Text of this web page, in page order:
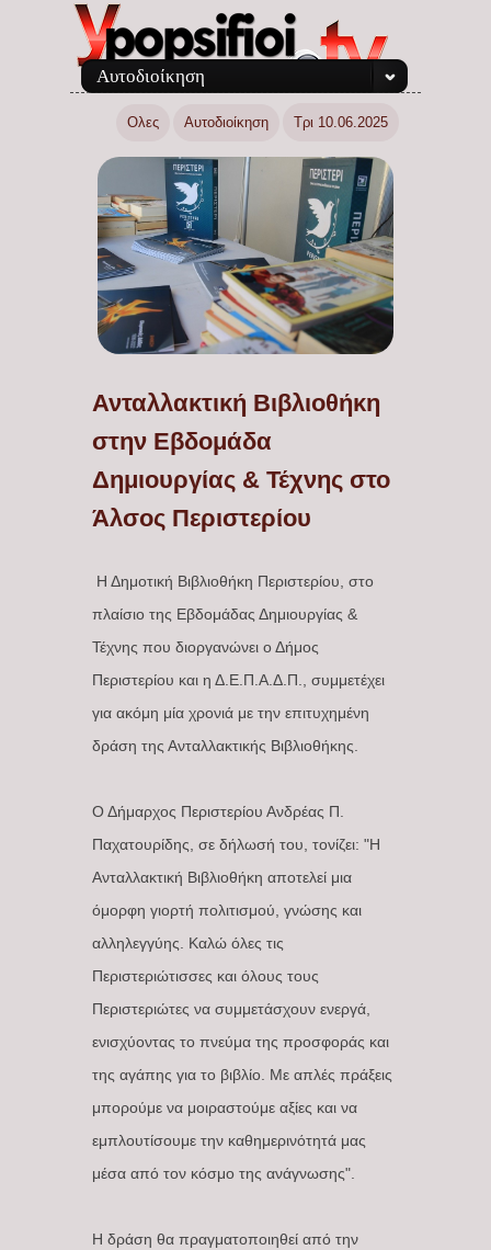
Αυτοδιοίκηση
Ολες Αυτοδιοίκηση Τρι 10.06.2025
Ανταλλακτική Βιβλιοθήκη
στην Εβδομάδα
Δημιουργίας & Τέχνης στο
Άλσος Περιστερίου
Η Δημοτική Βιβλιοθήκη Περιστερίου, στο
πλαίσιο της Εβδομάδας Δημιουργίας &
Τέχνης που διοργανώνει ο Δήμος
Περιστερίου και η Δ.Ε.Π.Α.Δ.Π., συμμετέχει
για ακόμη μία χρονιά με την επιτυχημένη
δράση της Ανταλλακτικής Βιβλιοθήκης.
Ο Δήμαρχος Περιστερίου Ανδρέας Π.
Παχατουρίδης, σε δήλωσή του, τονίζει: "Η
Ανταλλακτική Βιβλιοθήκη αποτελεί μια
όμορφη γιορτή πολιτισμού, γνώσης και
αλληλεγγύης. Καλώ όλες τις
Περιστεριώτισσες και όλους τους
Περιστεριώτες να συμμετάσχουν ενεργά,
ενισχύοντας το πνεύμα της προσφοράς και
της αγάπης για το βιβλίο. Με απλές πράξεις
μπορούμε να μοιραστούμε αξίες και να
εμπλουτίσουμε την καθημερινότητά μας
μέσα από τον κόσμο της ανάγνωσης".
Η δράση θα πραγματοποιηθεί από την